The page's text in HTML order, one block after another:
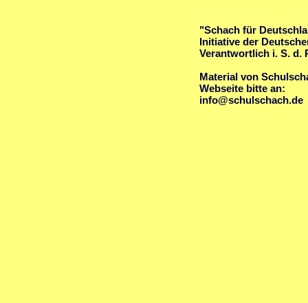
"Schach für
Initiative der
Verantwortlich i. S. d.
Material von
Webseite bitte an:
info@schulschach.de